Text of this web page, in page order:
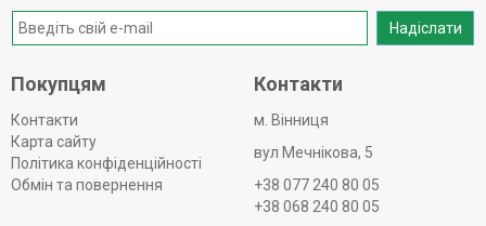
Надіслати
Покупцям
Контакти
Карта сайту
Політика конфіденційності
Обмін та повернення
Контакти
м. Вінниця
вул Мечнікова, 5
+38 077 240 80 05
+38 068 240 80 05